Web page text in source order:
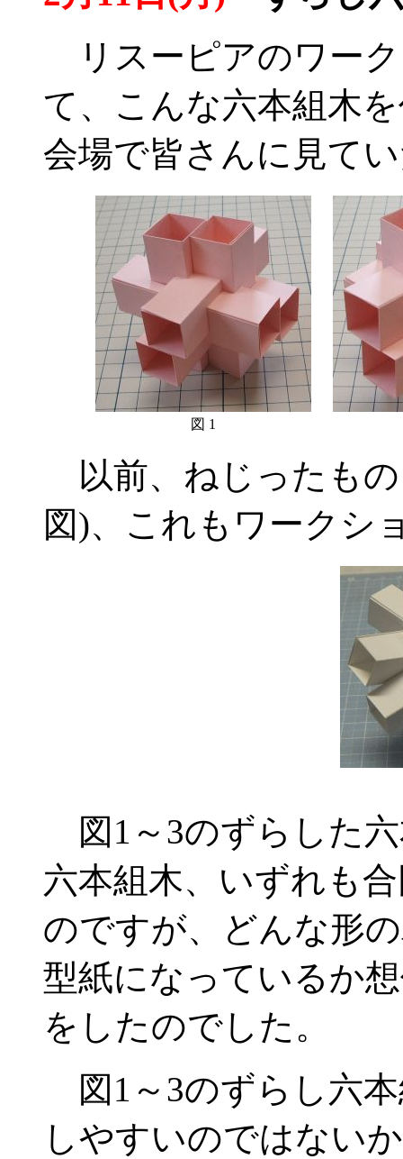
リスーピアのワー
て、こんな六本組木
会場で皆さんに見て
図 1
以前、ねじったも
図)、これもワークシ
図1～3のずらした
六本組木、いずれも
のですが、どんな形
型紙になっているか
をしたのでした。
図1～3のずらし六
しやすいのではない